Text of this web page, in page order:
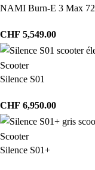
NAMI Burn-E 3 Max
CHF 5,549.00
Scooter
Silence S01
CHF 6,950.00
Scooter
Silence S01+